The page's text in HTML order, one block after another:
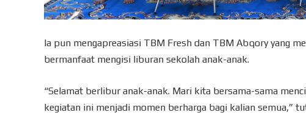
Ia pun mengapreasiasi TBM Fresh dan TBM Abqory yang
bermanfaat mengisi liburan sekolah anak-anak.
“Selamat berlibur anak-anak. Mari kita bersama-sama
kegiatan ini menjadi momen berharga bagi kalian semua,”